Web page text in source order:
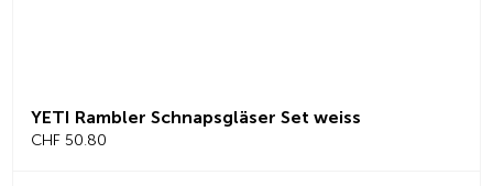
YETI Rambler Schnapsgläser Set weiss
CHF 50.80